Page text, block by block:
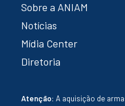
Sobre a ANIAM
Notícias
Mídia Center
Diretoria
Atenção: A aquisição de